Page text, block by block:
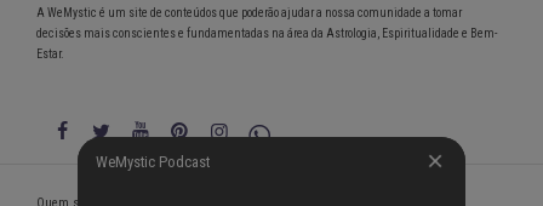
WeMystic Podcast
A WeMystic é um site de conteúdos que poderão ajudar a nossa comunidade a tomar
decisões mais conscientes e fundamentadas na área da Astrologia, Espiritualidade e Bem-
Estar.
WeMystic Podcast
Quem somos